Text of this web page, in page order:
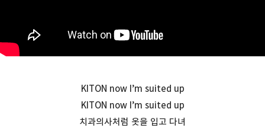
KITON now I’m suited up
KITON now I’m suited up
치과의사처럼 옷을 입고 다녀